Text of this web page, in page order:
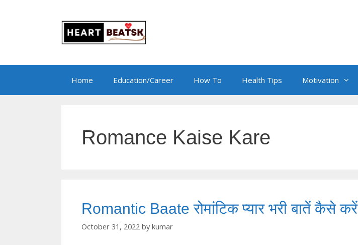
Home Education/Career How To Health Tips Motivation
Romance Kaise Kare
Romantic Baate रोमांटिक प्यार भरी बातें कैसे करें
October 31, 2022 by kumar